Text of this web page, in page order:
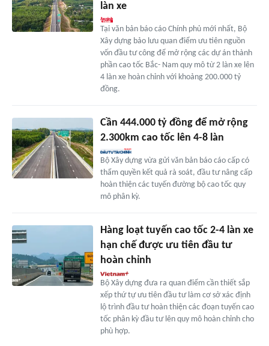
làn xe
Tại văn bản báo cáo Chính phủ mới nhất, Bộ
Xây dựng bảo lưu quan điểm ưu tiên nguồn
vốn đầu tư công để mở rộng các dự án thành
phần cao tốc Bắc- Nam quy mô từ 2 làn xe lên
4 làn xe hoàn chỉnh với khoảng 200.000 tỷ
đồng.
Cần 444.000 tỷ đồng để mở rộng
2.300km cao tốc lên 4-8 làn
Bộ Xây dựng vừa gửi văn bản báo cáo cấp có
thẩm quyền kết quả rà soát, đầu tư nâng cấp
hoàn thiện các tuyến đường bộ cao tốc quy
mô phân kỳ.
Hàng loạt tuyến cao tốc 2-4 làn xe
hạn chế được ưu tiên đầu tư
hoàn chỉnh
Bộ Xây dựng đưa ra quan điểm cần thiết sắp
xếp thứ tự ưu tiên đầu tư làm cơ sở xác định
lộ trình đầu tư hoàn thiện các đoạn tuyến cao
tốc phân kỳ đầu tư lên quy mô hoàn chỉnh cho
phù hợp.